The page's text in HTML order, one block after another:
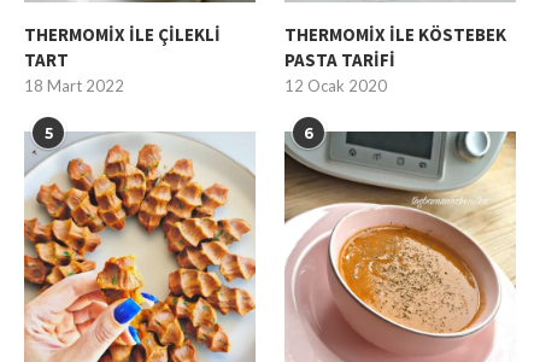
THERMOMİX İLE ÇİLEKLİ
TART
18 Mart 2022
THERMOMİX İLE KÖSTEBEK
PASTA TARİFİ
12 Ocak 2020
5 6